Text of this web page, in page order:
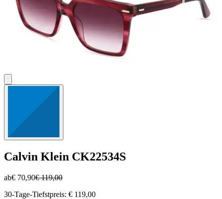
Calvin Klein CK22534S
ab€ 70,90€ 119,00
30-Tage-Tiefstpreis: € 119,00